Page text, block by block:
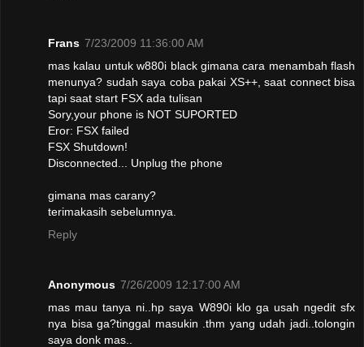
Frans 7/23/2009 11:36:00 AM
mas kalau untuk w880i black gimana cara menambah flash
menunya? sudah saya coba pakai XS++, saat connect bisa
tapi saat start FSX ada tulisan
Sory,your phone is NOT SUPORTED
Eror: FSX failed
FSX Shutdown!
Disconnected... Unplug the phone
gimana mas carany?
terimakasih sebelumnya.
Reply
Anonymous 7/26/2009 12:17:00 AM
mas mau tanya ni..hp saya W890i klo ga usah ngedit sfx
nya bisa ga?tinggal masukin .thm yang udah jadi..tolongin
saya donk mas..